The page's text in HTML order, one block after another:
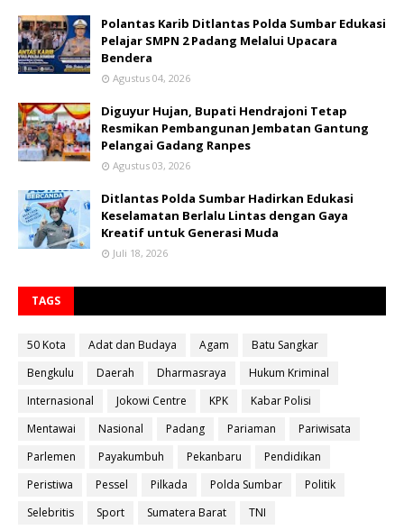
Polantas Karib Ditlantas Polda Sumbar Edukasi
Pelajar SMPN 2 Padang Melalui Upacara
Bendera
Agustus 04, 2026
Diguyur Hujan, Bupati Hendrajoni Tetap
Resmikan Pembangunan Jembatan Gantung
Pelangai Gadang Ranpes
Agustus 03, 2026
Ditlantas Polda Sumbar Hadirkan Edukasi
Keselamatan Berlalu Lintas dengan Gaya
Kreatif untuk Generasi Muda
Juli 18, 2026
TAGS
50 Kota Adat dan Budaya Agam
Batu Sangkar
Bengkulu
Daerah Dharmasraya
Hukum Kriminal
Internasional
Jokowi Centre KPK
Kabar Polisi
Mentawai
Nasional Padang Pariaman
Pariwisata
Parlemen
Payakumbuh Pekanbaru
Pendidikan
Peristiwa
Pessel Pilkada Polda Sumbar
Politik
Selebritis
Sport Sumatera Barat TNI